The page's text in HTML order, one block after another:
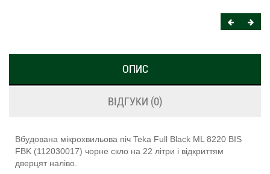
ОПИС
ВІДГУКИ (0)
Вбудована мікрохвильова піч Teka Full Black ML 8220 BIS
FBK (112030017) чорне скло на 22 літри і відкриттям
дверцят наліво.